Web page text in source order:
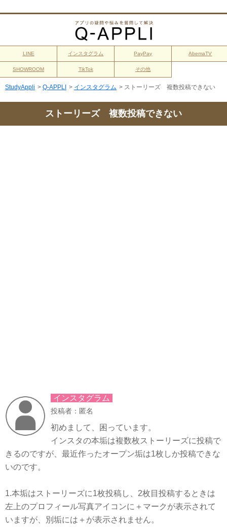
LINE インスタグラム PayPay AbemaTV
SHOWROOM TikTok その他
StudyAppli > Q-APPLI > インスタグラム > ストーリーズ 複数投稿できない
ストーリーズ 複数投稿できない
インスタグラム
投稿者：匿名
初めまして、困っています。
インスタの本垢は複数枚ストーリーズに投稿で
きるのですが、最近作ったオープン垢は1枚しか投稿できな
いのです。
1.本垢はストーリーズに1枚投稿し、2枚目投稿するときは
左上のプロフィール写真アイコンに＋マークが表示されて
いますが、別垢には＋が表示されません。